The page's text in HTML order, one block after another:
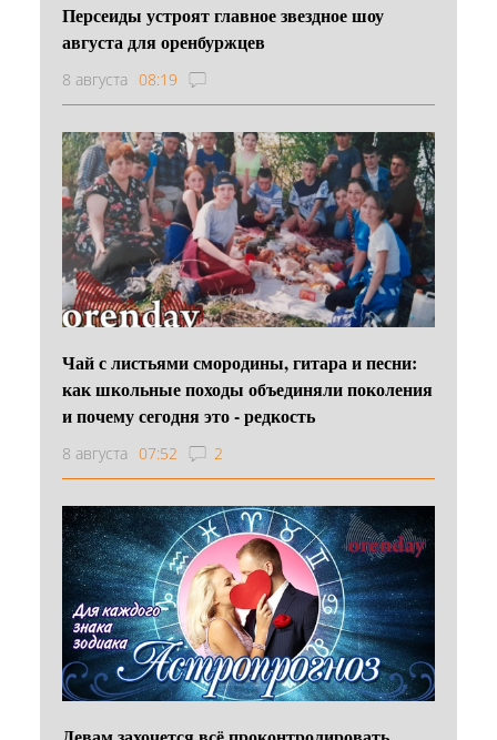
Персеиды устроят главное звездное шоу
августа для оренбуржцев
8 августа 08:19
Чай с листьями смородины, гитара и песни:
как школьные походы объединяли поколения
и почему сегодня это - редкость
8 августа 07:52 2